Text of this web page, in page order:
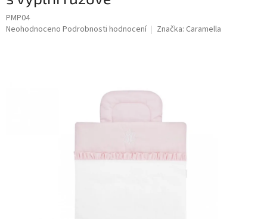
PMP04
Průměrné
Neohodnoceno Podrobnosti hodnocení Značka: Caramella